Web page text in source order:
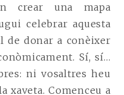
crear una mapa
celebrar aquesta
de donar a conèixer
Sí, sí…
ni vosaltres heu
Comenceu a